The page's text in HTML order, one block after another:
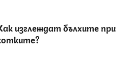
изглеждат бълхите при